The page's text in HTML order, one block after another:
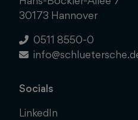
30173 Hannover
0511 8550-0
Socials
LinkedIn